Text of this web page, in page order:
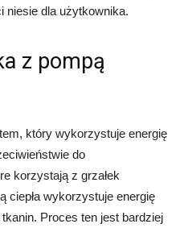
niesie dla użytkownika.
z pompą
który wykorzystuje energię
do
korzystają z grzałek
ciepła wykorzystuje energię
Proces ten jest bardziej